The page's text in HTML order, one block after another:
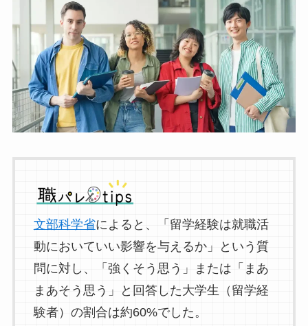
文部科学省によると、「留学経験は就職活
動においていい影響を与えるか」という質
問に対し、「強くそう思う」または「まあ
まあそう思う」と回答した大学生（留学経
験者）の割合は約60%でした。